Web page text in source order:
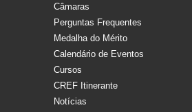
Câmaras
Perguntas Frequentes
Medalha do Mérito
Calendário de Eventos
Cursos
CREF Itinerante
Notícias